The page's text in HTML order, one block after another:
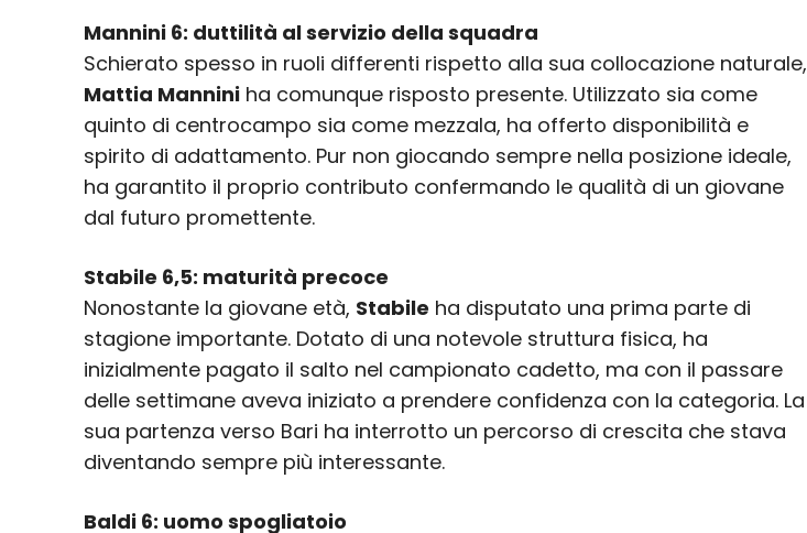
Mannini 6: duttilità al servizio della squadra
Schierato spesso in ruoli differenti rispetto alla sua collocazione naturale,
Mattia Mannini ha comunque risposto presente. Utilizzato sia come
quinto di centrocampo sia come mezzala, ha offerto disponibilità e
spirito di adattamento. Pur non giocando sempre nella posizione ideale,
ha garantito il proprio contributo confermando le qualità di un giovane
dal futuro promettente.
Stabile 6,5: maturità precoce
Nonostante la giovane età, Stabile ha disputato una prima parte di
stagione importante. Dotato di una notevole struttura fisica, ha
inizialmente pagato il salto nel campionato cadetto, ma con il passare
delle settimane aveva iniziato a prendere confidenza con la categoria. La
sua partenza verso Bari ha interrotto un percorso di crescita che stava
diventando sempre più interessante.
Baldi 6: uomo spogliatoio